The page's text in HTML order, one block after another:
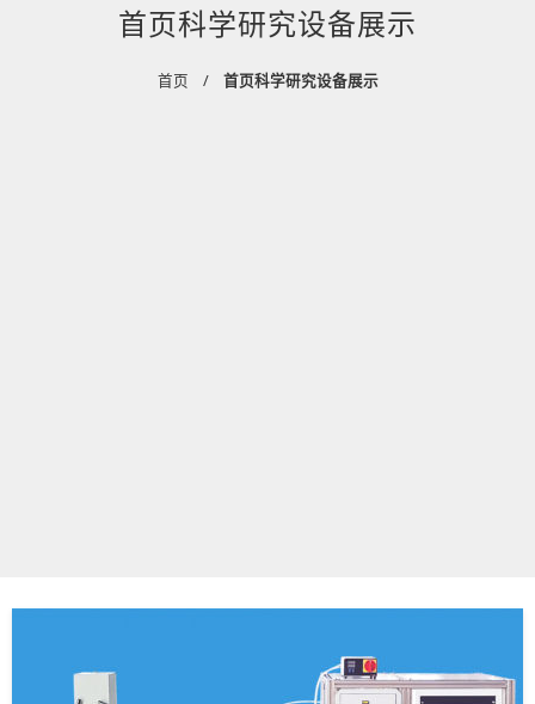
首页科学研究设备展示
首页 首页科学研究设备展示